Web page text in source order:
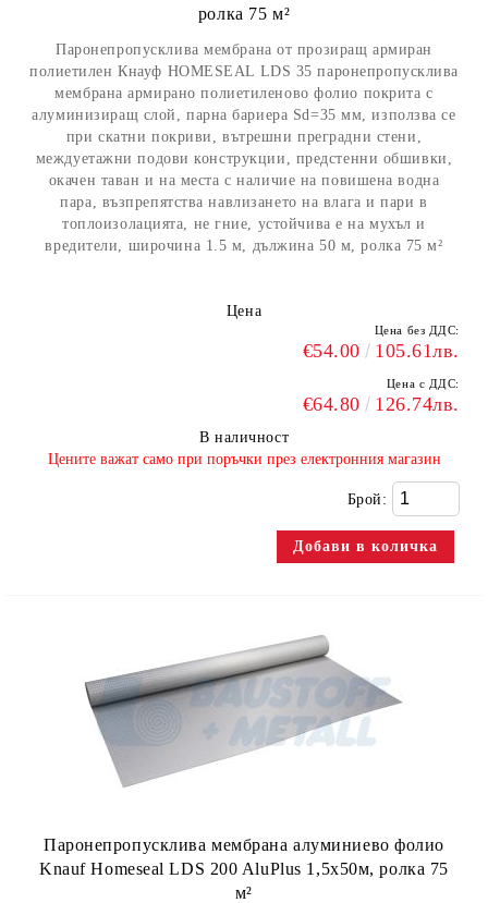
ролка 75 м²
Паронепропусклива мембрана от прозиращ армиран
полиетилен Кнауф HOMESEAL LDS 35 паронепропусклива
мембрана армирано полиетиленово фолио покрита с
алуминизиращ слой, парна бариера Sd=35 мм, използва се
при скатни покриви, вътрешни преградни стени,
междуетажни подови конструкции, предстенни обшивки,
окачен таван и на места с наличие на повишена водна
пара, възпрепятства навлизането на влага и пари в
топлоизолацията, не гние, устойчива е на мухъл и
вредители, широчина 1.5 м, дължина 50 м, ролка 75 м²
Цена
Цена без ДДС:
€54.00 105.61лв.
Цена с ДДС:
€64.80 126.74лв.
В наличност
​Цените важат само при поръчки през електронния магазин
Брой:
Паронепропусклива мембрана алуминиево фолио
Knauf Homeseal LDS 200 AluPlus 1,5x50м, ролка 75
м²